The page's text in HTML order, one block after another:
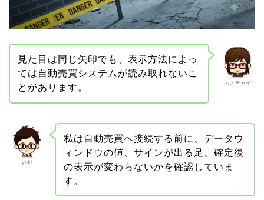
カオチャイ
見た目は同じ矢印でも、表示方法によっ
ては自動売買システムが読み取れないこ
とがあります。
yuki
私は自動売買へ接続する前に、データウ
ィンドウの値、サインが出る足、確定後
の表示が変わらないかを確認していま
す。